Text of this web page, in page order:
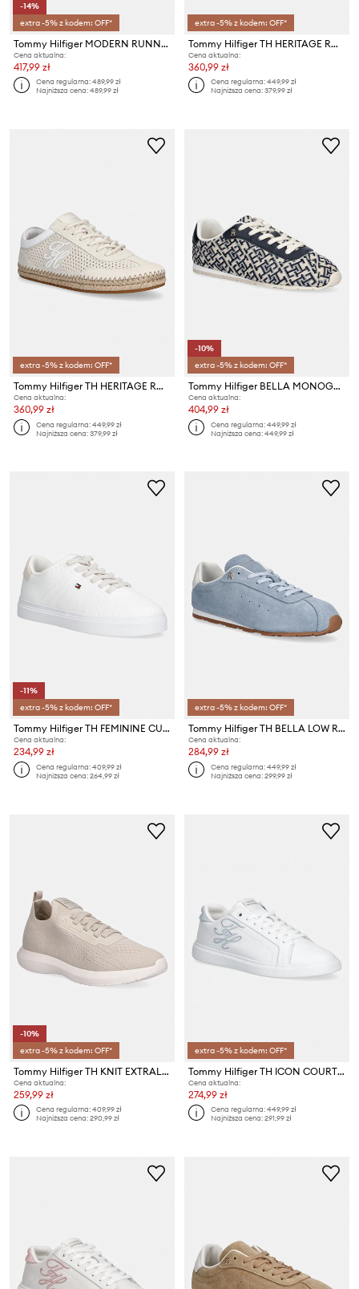
-14%
extra -5% z kodem: OFF*
Tommy Hilfiger MODERN RUNNER SHINY LEATHER sneakersy damskie
Cena aktualna:
417,99 zł
Cena regularna:489,99 zł
Najniższa cena:489,99 zł
extra -5% z kodem: OFF*
Tommy Hilfiger TH HERITAGE ROPE SNEAKER sneakersy damskie
Cena aktualna:
360,99 zł
Cena regularna:449,99 zł
Najniższa cena:379,99 zł
extra -5% z kodem: OFF*
Tommy Hilfiger TH HERITAGE ROPE SNEAKER sneakersy damskie
Cena aktualna:
360,99 zł
Cena regularna:449,99 zł
Najniższa cena:379,99 zł
-10%
extra -5% z kodem: OFF*
Tommy Hilfiger BELLA MONOGRAM SNEAKER sneakersy damskie
Cena aktualna:
404,99 zł
Cena regularna:449,99 zł
Najniższa cena:449,99 zł
-11%
extra -5% z kodem: OFF*
Tommy Hilfiger TH FEMININE CUPSOLE KNIT sneakersy damskie
Cena aktualna:
234,99 zł
Cena regularna:409,99 zł
Najniższa cena:264,99 zł
extra -5% z kodem: OFF*
Tommy Hilfiger TH BELLA LOW RUNNER SUEDE sneakersy damskie zamszowe
Cena aktualna:
284,99 zł
Cena regularna:449,99 zł
Najniższa cena:299,99 zł
-10%
extra -5% z kodem: OFF*
Tommy Hilfiger TH KNIT EXTRALIGHT RUNNER sneakersy damskie
Cena aktualna:
259,99 zł
Cena regularna:409,99 zł
Najniższa cena:290,99 zł
extra -5% z kodem: OFF*
Tommy Hilfiger TH ICON COURT SCRIPT sneakersy damskie skórzane
Cena aktualna:
274,99 zł
Cena regularna:449,99 zł
Najniższa cena:291,99 zł